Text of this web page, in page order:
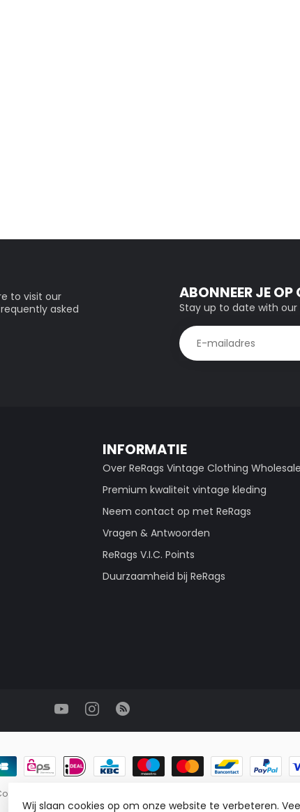
to visit our
asked
ABONNEER JE OP
Stay up to date with
INFORMATIE
Over ReRags Vintage Clothing Wholesale
Premium kwaliteit vintage kleding
Neem contact op met ReRags
Vragen & Antwoorden
ReRags V.I.C. Points
Duurzaamheid bij ReRags
2026 ReRags Vintage Groothandel
Wij slaan cookies op om onze website te verbeteren.